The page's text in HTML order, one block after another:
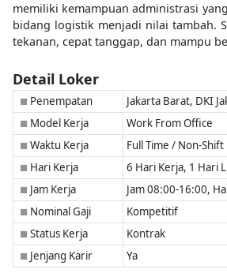
memiliki kemampuan administrasi
bidang logistik menjadi nilai tambah.
tekanan, cepat tanggap, dan mampu
Detail Loker
■ Penempatan Jakarta Barat, DKI
■ Model Kerja Work From Office
■ Waktu Kerja Full Time / Non-Shift
■ Hari Kerja 6 Hari Kerja, 1 Hari
■ Jam Kerja Jam 08:00-16:00,
■ Nominal Gaji Kompetitif
■ Status Kerja Kontrak
■ Jenjang Karir Ya